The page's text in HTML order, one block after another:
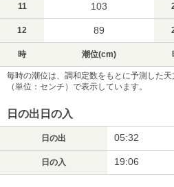
11 103
12 89
時 潮位(cm)
毎時の潮位は、調和定数をもとに予測した
（単位：センチ）で表示しています。
日の出日の入
日の出 05:32
日の入 19:06